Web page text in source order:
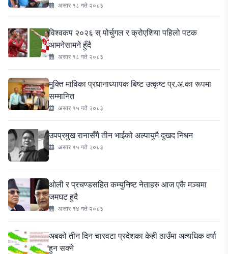
असार १८ गते २०८३
विश्वकप २०२६ स् पोर्चुगल र क्रोएशिया पहिलो पटक
आमनेसामने हुँदै
असार १८ गते २०८३
मुक्ति माविका प्रधानाध्यापक बिष्ट उत्कृष्ट प्र.अ.का रूपमा
सम्मानित
असार १५ गते २०८३
उपप्रमुख रानासँगै तीन भाईको अल्पायुमै दुखद निधन
असार १५ गते २०८३
ओली र प्रचण्डसहित कम्युनिष्ट नेताहरु आज एकै मञ्चमा
जमघट हुदै
असार १४ गते २०८३
अबको तीन दिन चारवटा प्रदेशका केही ठाउँमा अत्यधिक वर्षा
हुन सक्ने